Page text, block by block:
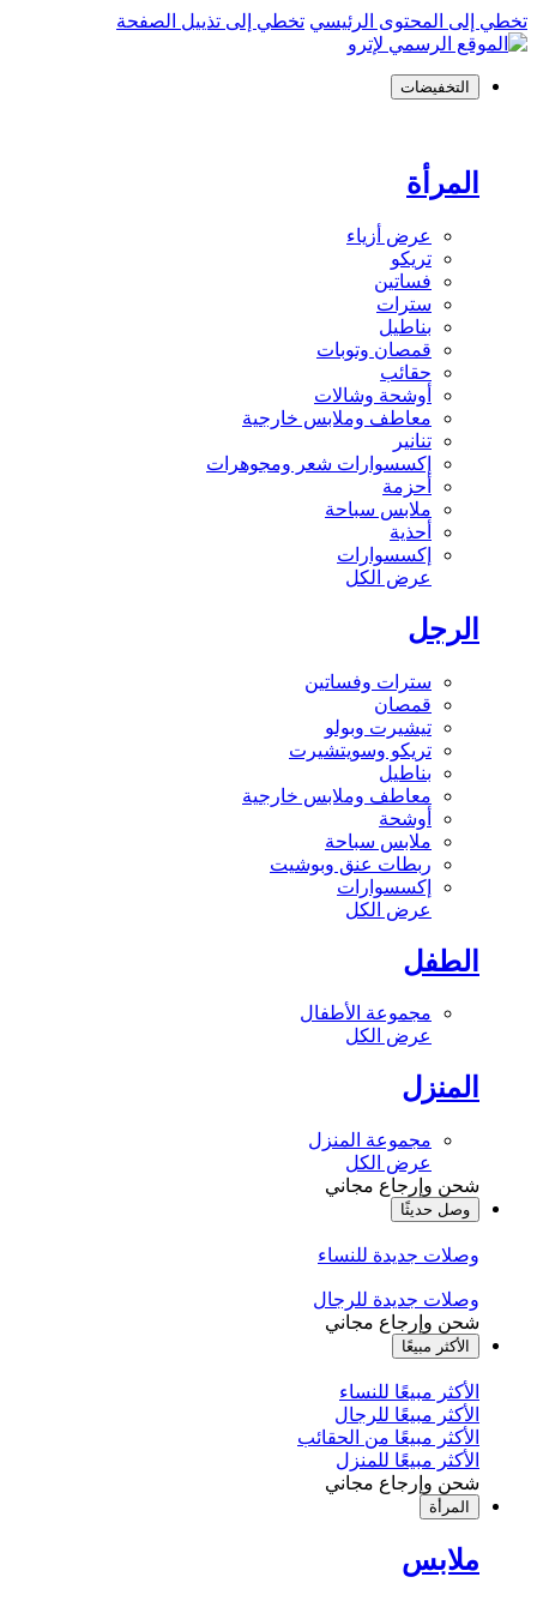
تخطي إلى المحتوى الرئيسي تخطي إلى تذييل الصفحة
التخفيضات
المرأة
عرض أزياء
تريكو
فساتين
سترات
بناطيل
قمصان وتوبات
حقائب
أوشحة وشالات
معاطف وملابس خارجية
تنانير
إكسسوارات شعر ومجوهرات
أحزمة
ملابس سباحة
أحذية
إكسسوارات
عرض الكل
الرجل
سترات وفساتين
قمصان
تيشيرت وبولو
تريكو وسويتشيرت
بناطيل
معاطف وملابس خارجية
أوشحة
ملابس سباحة
ربطات عنق وبوشيت
إكسسوارات
عرض الكل
الطفل
مجموعة الأطفال
عرض الكل
المنزل
مجموعة المنزل
عرض الكل
شحن وإرجاع مجاني
وصل حديثًا
وصلات جديدة للنساء
وصلات جديدة للرجال
شحن وإرجاع مجاني
الأكثر مبيعًا
الأكثر مبيعًا للنساء
الأكثر مبيعًا للرجال
الأكثر مبيعًا من الحقائب
الأكثر مبيعًا للمنزل
شحن وإرجاع مجاني
المرأة
ملابس